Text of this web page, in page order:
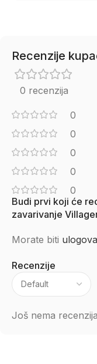
Recenzije
0 recenzija
0
0
0
0
0
Recenzije
Još nema
Budi prvi koji će
zavarivanje
Morate biti